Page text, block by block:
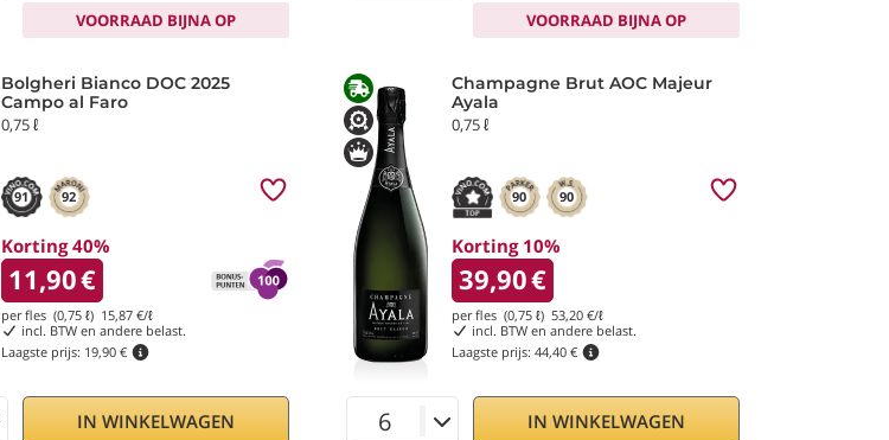
VOORRAAD BIJNA OP VOORRAAD BIJNA OP
Bolgheri Bianco DOC 2025
Campo al Faro
0,75 ℓ
91 92
Korting 40%
11,90€
per fles (0,75 ℓ) 15,87 €/ℓ
incl. BTW en andere belast.
Laagste prijs: 19,90 €
IN WINKELWAGEN
Champagne Brut AOC Majeur
Ayala
0,75 ℓ
90 90
Korting 10%
39,90€
per fles (0,75 ℓ) 53,20 €/ℓ
incl. BTW en andere belast.
Laagste prijs: 44,40 €
IN WINKELWAGEN